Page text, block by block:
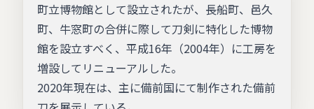
町立博物館として設立されたが、長船町、邑久
町、牛窓町の合併に際して刀剣に特化した博物
館を設立すべく、平成16年（2004年）に工房を
増設してリニューアルした。
2020年現在は、主に備前国にて制作された備前